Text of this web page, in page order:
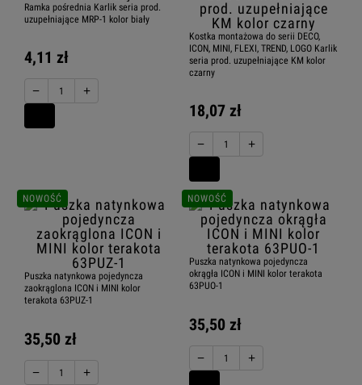
Ramka pośrednia Karlik seria prod.
uzupełniające MRP-1 kolor biały
4,11 zł
− +
Kostka montażowa do serii DECO,
ICON, MINI, FLEXI, TREND, LOGO Karlik
seria prod. uzupełniające KM kolor
czarny
18,07 zł
− +
Puszka natynkowa pojedyncza
zaokrąglona ICON i MINI kolor
terakota 63PUZ-1
35,50 zł
− +
NOWOŚĆ
Puszka natynkowa pojedyncza
okrągła ICON i MINI kolor terakota
63PUO-1
35,50 zł
− +
NOWOŚĆ